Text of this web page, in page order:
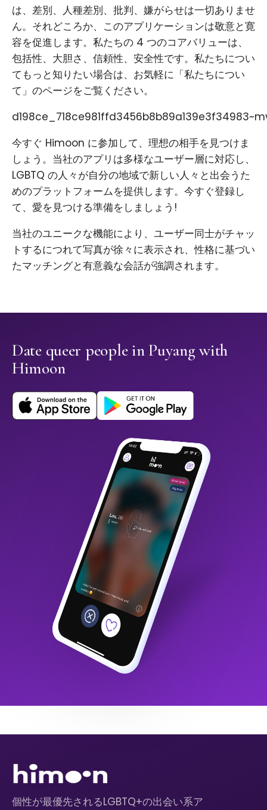
は、差別、人種差別、批判、嫌がらせは一切ありませ
ん。それどころか、このアプリケーションは敬意と寛
容を促進します。私たちの 4 つのコアバリューは、
包括性、大胆さ、信頼性、安全性です。私たちについ
てもっと知りたい場合は、お気軽に「私たちについ
て」のページをご覧ください。
今すぐ Himoon に参加して、理想の相手を見つけま
しょう。当社のアプリは多様なユーザー層に対応し、
LGBTQ の人々が自分の地域で新しい人々と出会うた
めのプラットフォームを提供します。今すぐ登録し
て、愛を見つける準備をしましょう!
当社のユニークな機能により、ユーザー同士がチャッ
トするにつれて写真が徐々に表示され、性格に基づい
たマッチングと有意義な会話が強調されます。
Date queer people in Puyang with
Himoon
個性が最優先されるLGBTQ+の出会い系ア